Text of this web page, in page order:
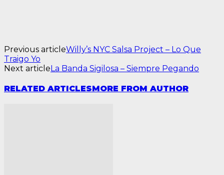
Previous articleWilly’s NYC Salsa Project – Lo Que
Traigo Yo
Next articleLa Banda Sigilosa – Siempre Pegando
RELATED ARTICLESMORE FROM AUTHOR